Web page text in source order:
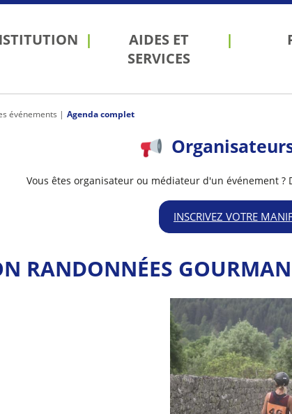
AIDES ET
SERVICES
événements Agenda complet
Vous êtes organisateur ou médiateur d'un événement
INSCRIVEZ VOTRE
RANDONNÉES